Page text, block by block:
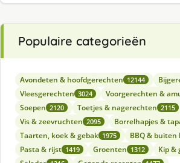
Populaire categorieën
Avondeten & hoofdgerechten 12144
Vleesgerechten 3024 Voorgerechten &
Soepen 2120 Toetjes & nagerechten 2115
Vis & zeevruchten 2095 Borrelhapjes &
Taarten, koek & gebak 1975 BBQ & buiten
Pasta & rijst 1419 Groenten 1312 Kip &